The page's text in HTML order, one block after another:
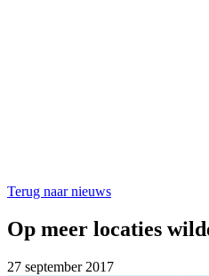
Terug naar nieuws
Op meer locaties
27 september 2017